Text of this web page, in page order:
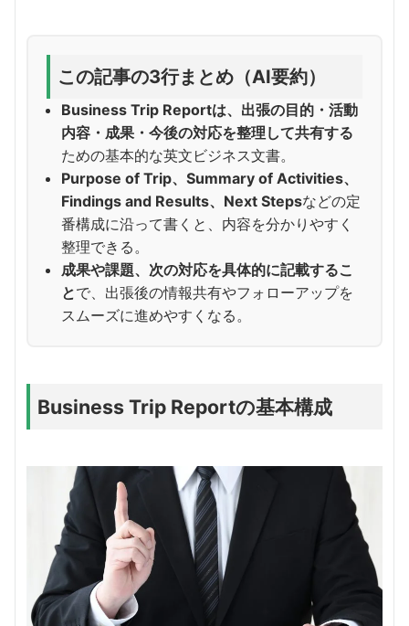
この記事の3行まとめ（AI要約）
Business Trip Reportは、出張の目的・活動
内容・成果・今後の対応を整理して共有する
ための基本的な英文ビジネス文書。
Purpose of Trip、Summary of Activities、
Findings and Results、Next Stepsなどの定
番構成に沿って書くと、内容を分かりやすく
整理できる。
成果や課題、次の対応を具体的に記載するこ
とで、出張後の情報共有やフォローアップを
スムーズに進めやすくなる。
Business Trip Reportの基本構成